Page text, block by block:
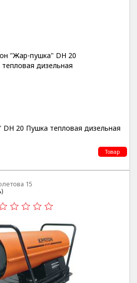
20 Пушка тепловая дизельная
Товар
15
)